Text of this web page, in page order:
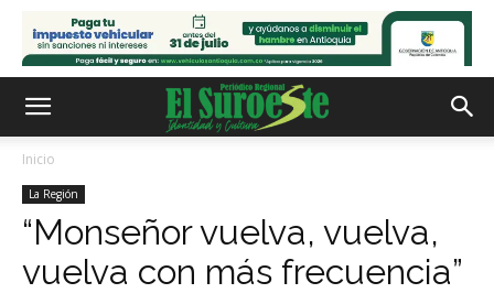
Inicio
La Región
“Monseñor vuelva, vuelva,
vuelva con más frecuencia”